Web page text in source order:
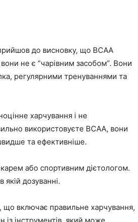
до висновку, що BCAA
не є “чарівним засобом”. Вони
регулярними тренуваннями та
харчування і не
використовуєте BCAA, вони
та ефективніше.
або спортивним дієтологом.
дозуванні.
що включає правильне харчування,